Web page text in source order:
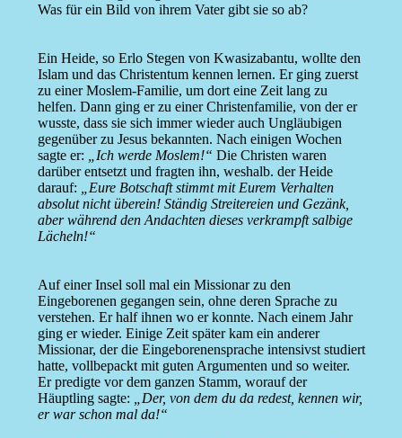
Was für ein Bild von ihrem Vater gibt sie so ab?
Ein Heide, so Erlo Stegen von Kwasizabantu, wollte den
Islam und das Christentum kennen lernen. Er ging zuerst
zu einer Moslem-Familie, um dort eine Zeit lang zu
helfen. Dann ging er zu einer Christenfamilie, von der er
wusste, dass sie sich immer wieder auch Ungläubigen
gegenüber zu Jesus bekannten. Nach einigen Wochen
sagte er:
„Ich werde Moslem!“ Die Christen waren
darüber entsetzt und fragten ihn, weshalb. der Heide
darauf:
„Eure Botschaft stimmt mit Eurem Verhalten
absolut nicht überein! Ständig Streitereien und Gezänk,
aber während den Andachten dieses verkrampft salbige
Lächeln!“
Auf einer Insel soll mal ein Missionar zu den
Eingeborenen gegangen sein, ohne deren Sprache zu
verstehen. Er half ihnen wo er konnte. Nach einem Jahr
ging er wieder. Einige Zeit später kam ein anderer
Missionar, der die Eingeborenensprache intensivst studiert
hatte, vollbepackt mit guten Argumenten und so weiter.
Er predigte vor dem ganzen Stamm, worauf der
Häuptling sagte:
„Der, von dem du da redest, kennen wir,
er war schon mal da!“